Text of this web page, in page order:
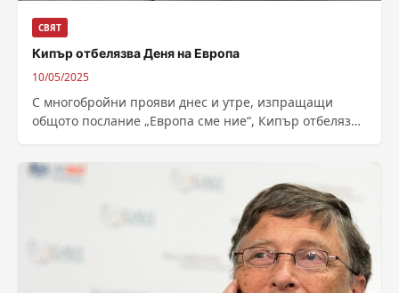
СВЯТ
Кипър отбелязва Деня на Европа
10/05/2025
С многобройни прояви днес и утре, изпращащи
общото послание „Европа сме ние“, Кипър отбелязва